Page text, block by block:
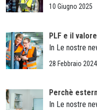
10 Giugno 2025
PLF e il
In Le nostre
28 Febbraio 2024
Perchè
In Le nostre